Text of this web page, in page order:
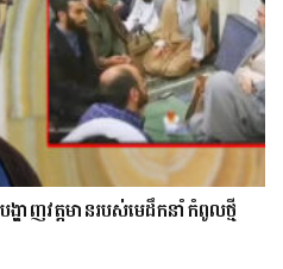
ហាញ​វត្តមាន​​​របស់​​មេដឹកនាំកំពូលថ្មី